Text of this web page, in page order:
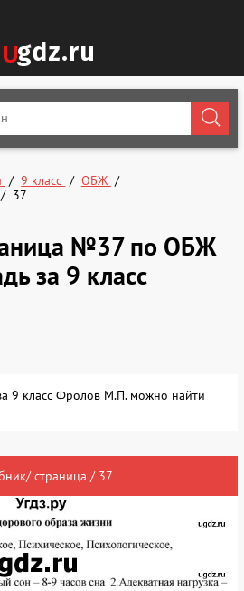
9 класс
ОБЖ
37
№37 по ОБЖ
за 9 класс
9 класс Фролов М.П. можно найти
страница / 37